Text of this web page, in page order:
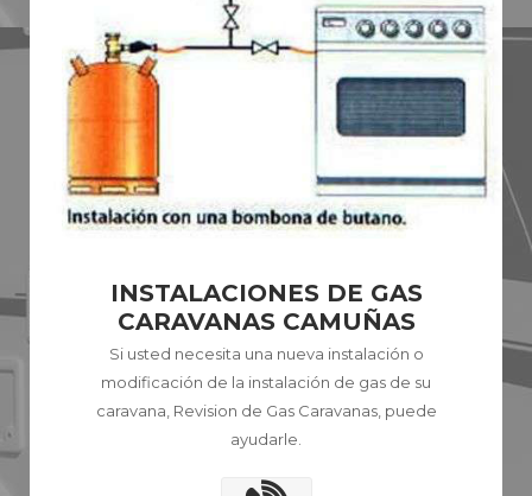
INSTALACIONES DE GAS
CARAVANAS CAMUÑAS
Si usted necesita una nueva instalación o
modificación de la instalación de gas de su
caravana, Revision de Gas Caravanas, puede
ayudarle.